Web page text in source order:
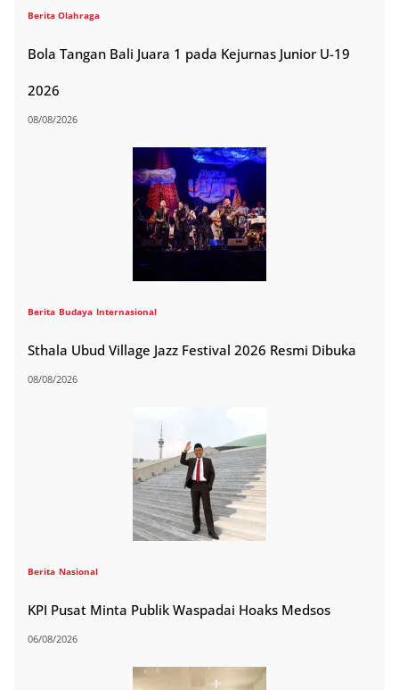
Berita Olahraga
Bola Tangan Bali Juara 1 pada Kejurnas Junior U-19
2026
08/08/2026
Berita Budaya Internasional
Sthala Ubud Village Jazz Festival 2026 Resmi Dibuka
08/08/2026
Berita Nasional
KPI Pusat Minta Publik Waspadai Hoaks Medsos
06/08/2026